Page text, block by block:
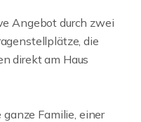
Angebot durch zwei
die
direkt am Haus
Familie, einer